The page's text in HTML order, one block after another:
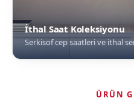
İthal Saat Koleksiyonu
Serkisof cep saatleri ve ithal
ÜRÜN